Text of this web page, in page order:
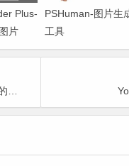
Plus-
片
PSHuman-图片生
工具